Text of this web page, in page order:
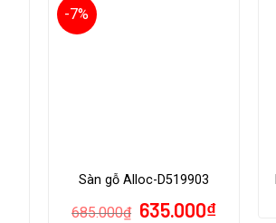
-7%
Sàn gỗ Alloc-D519903
685.000₫ 635.000₫